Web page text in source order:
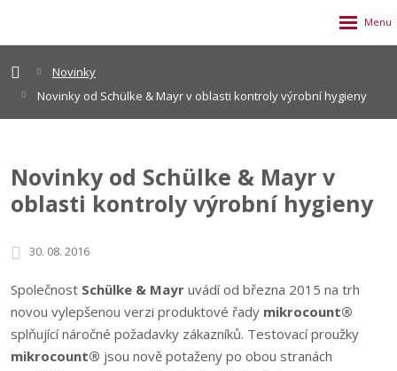
Novinky
Novinky od Schülke & Mayr v oblasti kontroly výrobní hygieny
Novinky od Schülke & Mayr v
oblasti kontroly výrobní hygieny
30. 08. 2016
Společnost Schülke & Mayr uvádí od března 2015 na trh
novou vylepšenou verzi produktové řady mikrocount®
splňující náročné požadavky zákazníků. Testovací proužky
mikrocount® jsou nově potaženy po obou stranách